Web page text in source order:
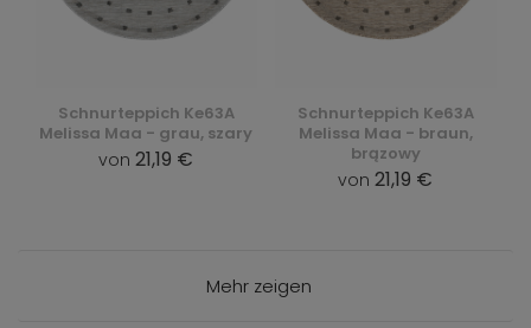
Schnurteppich Ke63A
Melissa Maa - grau, szary
von 21,19 €
Schnurteppich Ke63A
Melissa Maa - braun,
brązowy
von 21,19 €
Mehr zeigen